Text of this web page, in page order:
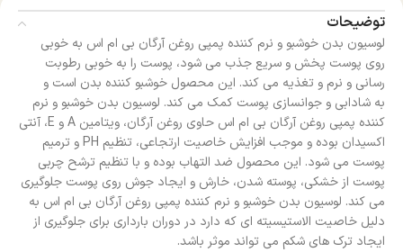
توضیحات
لوسیون بدن خوشبو و نرم کننده پمپی روغن آرگان بی ام اس به خوبی
روی پوست پخش و سریع جذب می شود، پوست را به خوبی رطوبت
رسانی و نرم و تغذیه می کند. این محصول خوشبو کننده بدن است و
به شادابی و جوانسازی پوست کمک می کند. لوسیون بدن خوشبو و نرم
کننده پمپی روغن آرگان بی ام اس حاوی روغن آرگان، ویتامین A و E، آنتی
اکسیدان بوده و موجب افزایش خاصیت ارتجاعی، تنظیم PH و ترمیم
پوست می شود. این محصول ضد التهاب بوده و با تنظیم ترشح چربی
پوست از خشکی، پوسته شدن، خارش و ایجاد جوش روی پوست جلوگیری
می کند. لوسیون بدن خوشبو و نرم کننده پمپی روغن آرگان بی ام اس به
دلیل خاصیت الاستیسیته ای که دارد در دوران بارداری برای جلوگیری از
ایجاد ترک های شکم می تواند موثر باشد.